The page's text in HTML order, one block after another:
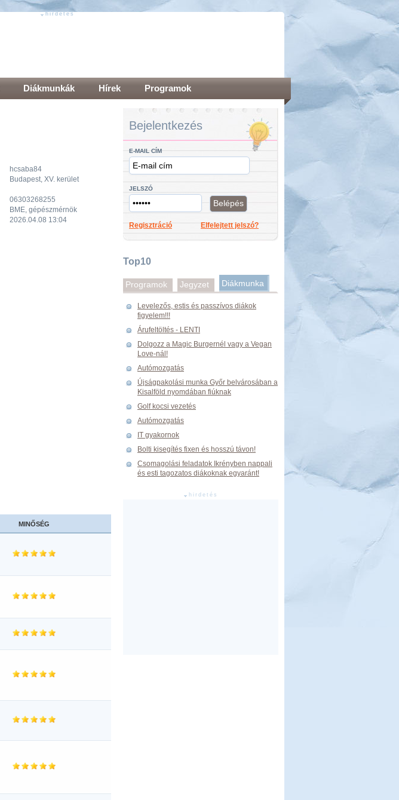
hirdetés
hirdetés
Diákmunkák Hírek Programok
hcsaba84
Budapest, XV. kerület
06303268255
BME, gépészmérnök
2026.04.08 13:04
MINŐSÉG
Bejelentkezés
E-MAIL CÍM
JELSZÓ
Regisztráció Elfelejtett jelszó?
Top10
Programok Jegyzet Diákmunka
Levelezős, estis és passzívos diákok
figyelem!!!
Árufeltöltés - LENTI
Dolgozz a Magic Burgernél vagy a Vegan
Love-nál!
Autómozgatás
Újságpakolási munka Győr belvárosában a
Kisalföld nyomdában fiúknak
Golf kocsi vezetés
Autómozgatás
IT gyakornok
Bolti kisegítés fixen és hosszú távon!
Csomagolási feladatok Ikrényben nappali
és esti tagozatos diákoknak egyaránt!
hirdetés